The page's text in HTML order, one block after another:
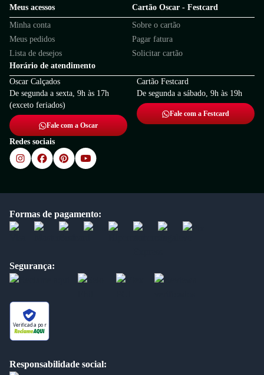
Meus acessos
Minha conta
Meus pedidos
Lista de desejos
Cartão Oscar - Festcard
Sobre o cartão
Pagar fatura
Solicitar cartão
Horário de atendimento
Oscar Calçados
De segunda a sexta, 9h às 17h
(exceto feriados)
Fale com a Oscar
Cartão Festcard
De segunda a sábado, 9h às 19h
Fale com a Festcard
Redes sociais
Formas de pagamento:
Segurança:
Verificada por
Responsabilidade social: